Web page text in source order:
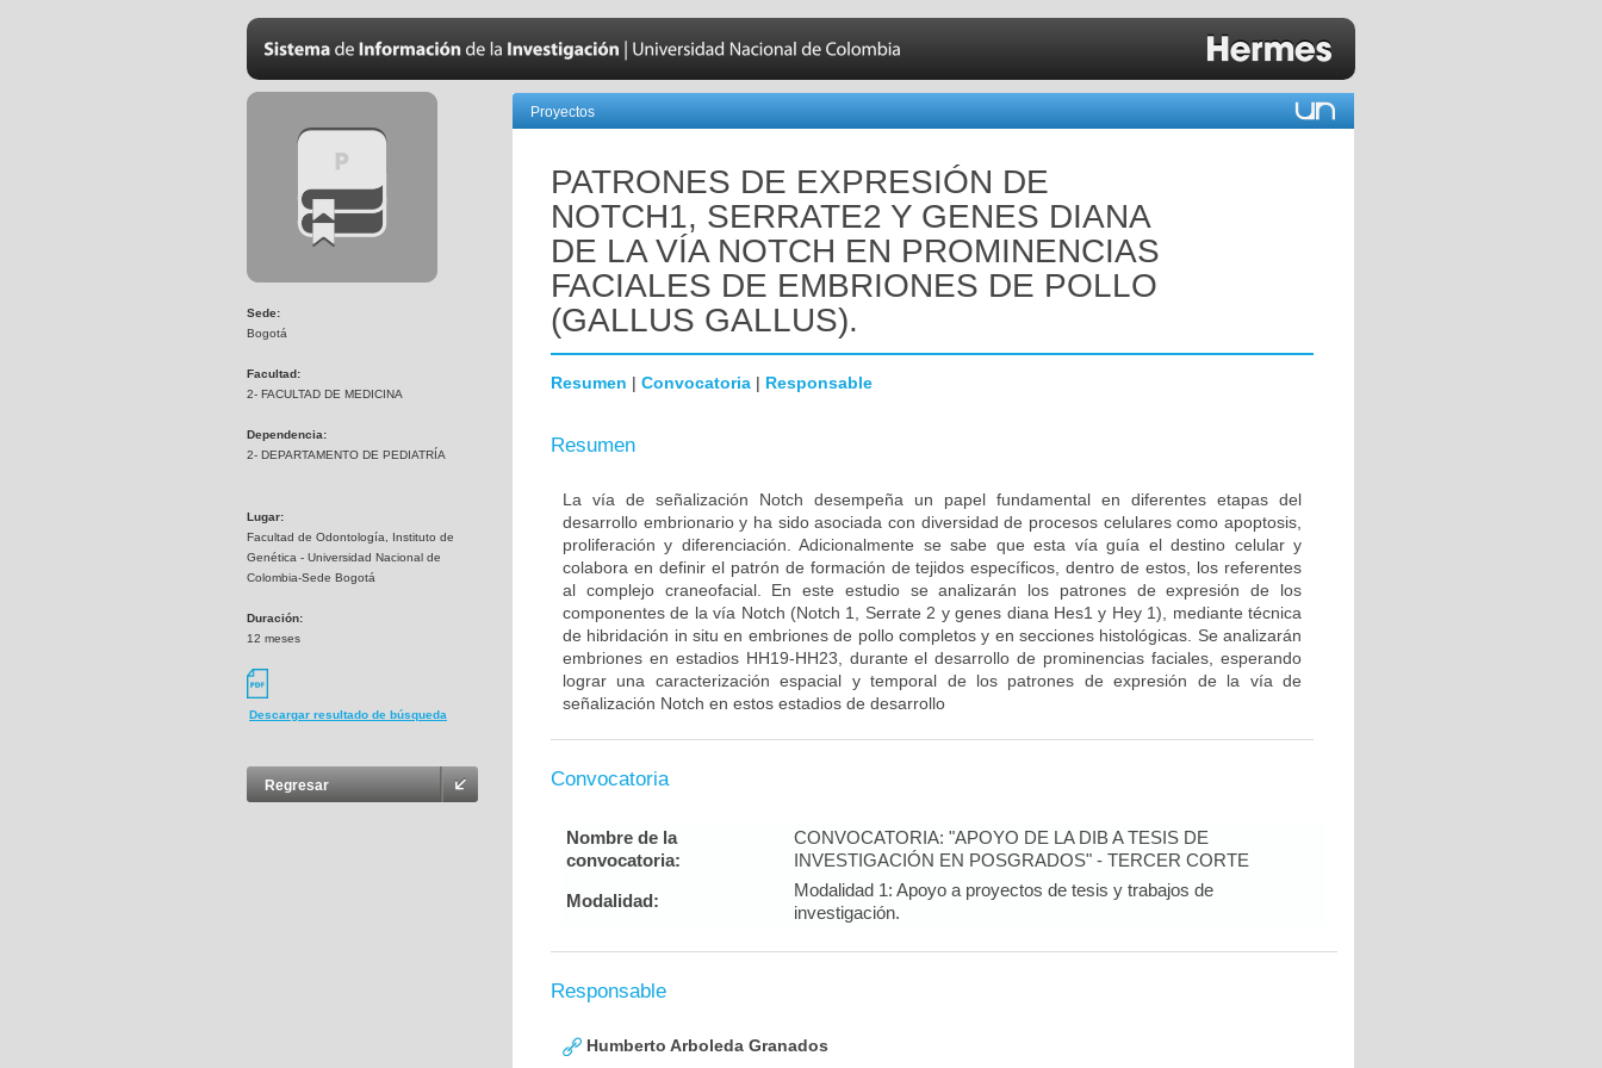
Sede:
Bogotá
Facultad:
2- FACULTAD DE MEDICINA
Dependencia:
2- DEPARTAMENTO DE PEDIATRÍA
Lugar:
Facultad de Odontología, Instituto de
Genética - Universidad Nacional de
Colombia-Sede Bogotá
Duración:
12 meses
Descargar resultado de búsqueda
Regresar
Proyectos
PATRONES DE EXPRESIÓN DE
NOTCH1, SERRATE2 Y GENES DIANA
DE LA VÍA NOTCH EN PROMINENCIAS
FACIALES DE EMBRIONES DE POLLO
(GALLUS GALLUS).
Resumen | Convocatoria | Responsable
Resumen
La vía de señalización Notch desempeña un papel fundamental en diferentes etapas del
desarrollo embrionario y ha sido asociada con diversidad de procesos celulares como apoptosis,
proliferación y diferenciación. Adicionalmente se sabe que esta vía guía el destino celular y
colabora en definir el patrón de formación de tejidos específicos, dentro de estos, los referentes
al complejo craneofacial. En este estudio se analizarán los patrones de expresión de los
componentes de la vía Notch (Notch 1, Serrate 2 y genes diana Hes1 y Hey 1), mediante técnica
de hibridación in situ en embriones de pollo completos y en secciones histológicas. Se analizarán
embriones en estadios HH19-HH23, durante el desarrollo de prominencias faciales, esperando
lograr una caracterización espacial y temporal de los patrones de expresión de la vía de
señalización Notch en estos estadios de desarrollo
Convocatoria
Nombre de la
convocatoria:
CONVOCATORIA: "APOYO DE LA DIB A TESIS DE
INVESTIGACIÓN EN POSGRADOS" - TERCER CORTE
Modalidad:
Modalidad 1: Apoyo a proyectos de tesis y trabajos de
investigación.
Responsable
Humberto Arboleda Granados